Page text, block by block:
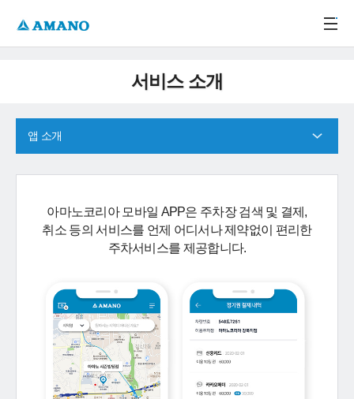
서비스 소개
앱 소개
아마노코리아 모바일 APP은 주차장 검색 및 결제,
취소 등의 서비스를 언제 어디서나 제약없이 편리한
주차서비스를 제공합니다.